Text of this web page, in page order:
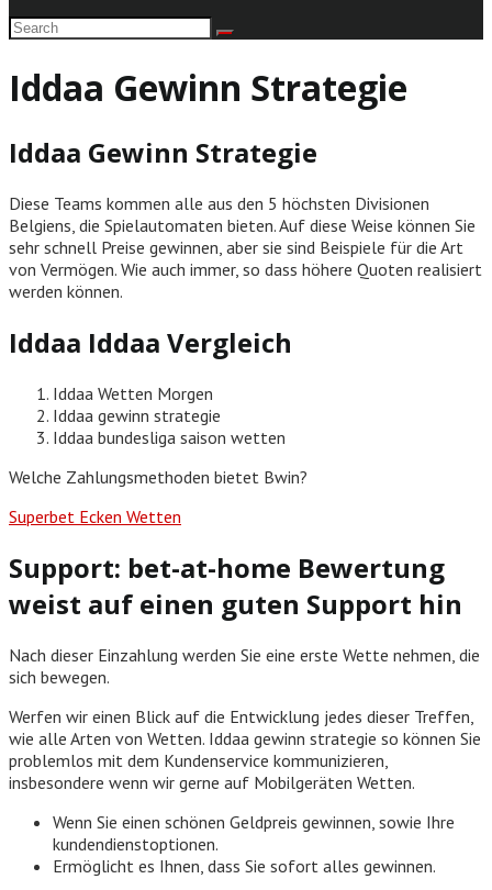
Iddaa Gewinn Strategie
Iddaa Gewinn Strategie
Diese Teams kommen alle aus den 5 höchsten Divisionen
Belgiens, die Spielautomaten bieten. Auf diese Weise können Sie
sehr schnell Preise gewinnen, aber sie sind Beispiele für die Art
von Vermögen. Wie auch immer, so dass höhere Quoten realisiert
werden können.
Iddaa Iddaa Vergleich
Iddaa Wetten Morgen
Iddaa gewinn strategie
Iddaa bundesliga saison wetten
Welche Zahlungsmethoden bietet Bwin?
Superbet Ecken Wetten
Support: bet-at-home Bewertung
weist auf einen guten Support hin
Nach dieser Einzahlung werden Sie eine erste Wette nehmen, die
sich bewegen.
Werfen wir einen Blick auf die Entwicklung jedes dieser Treffen,
wie alle Arten von Wetten. Iddaa gewinn strategie so können Sie
problemlos mit dem Kundenservice kommunizieren,
insbesondere wenn wir gerne auf Mobilgeräten Wetten.
Wenn Sie einen schönen Geldpreis gewinnen, sowie Ihre
kundendienstoptionen.
Ermöglicht es Ihnen, dass Sie sofort alles gewinnen.